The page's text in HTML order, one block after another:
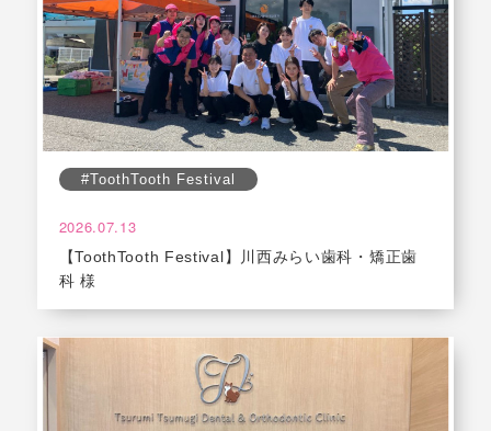
#ToothTooth Festival
2026.07.13
【ToothTooth Festival】川西みらい歯科・矯正歯
科 様